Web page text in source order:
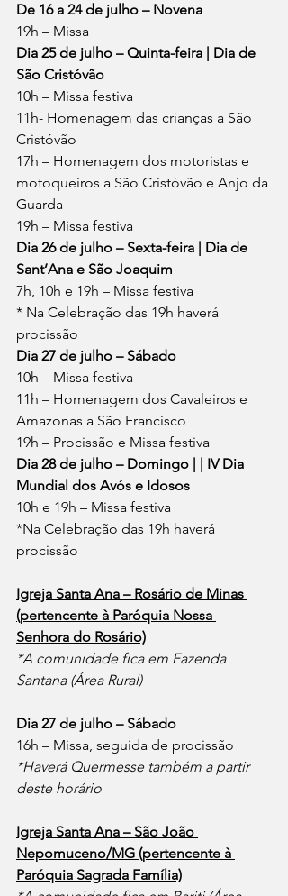
De 16 a 24 de julho – Novena
19h – Missa
Dia 25 de julho – Quinta-feira | Dia de
São Cristóvão
10h – Missa festiva
11h- Homenagem das crianças a São
Cristóvão
17h – Homenagem dos motoristas e
motoqueiros a São Cristóvão e Anjo da
Guarda
19h – Missa festiva
Dia 26 de julho – Sexta-feira | Dia de
Sant’Ana e São Joaquim
7h, 10h e 19h – Missa festiva
* Na Celebração das 19h haverá
procissão
Dia 27 de julho – Sábado
10h – Missa festiva
11h – Homenagem dos Cavaleiros e
Amazonas a São Francisco
19h – Procissão e Missa festiva
Dia 28 de julho – Domingo | | IV Dia
Mundial dos Avós e Idosos
10h e 19h – Missa festiva
*Na Celebração das 19h haverá
procissão
Igreja Santa Ana – Rosário de Minas
(pertencente à Paróquia Nossa
Senhora do Rosário)
*A comunidade fica em Fazenda
Santana (Área Rural)
Dia 27 de julho – Sábado
16h – Missa, seguida de procissão
*Haverá Quermesse também a partir
deste horário
Igreja Santa Ana – São João
Nepomuceno/MG (pertencente à
Paróquia Sagrada Família)